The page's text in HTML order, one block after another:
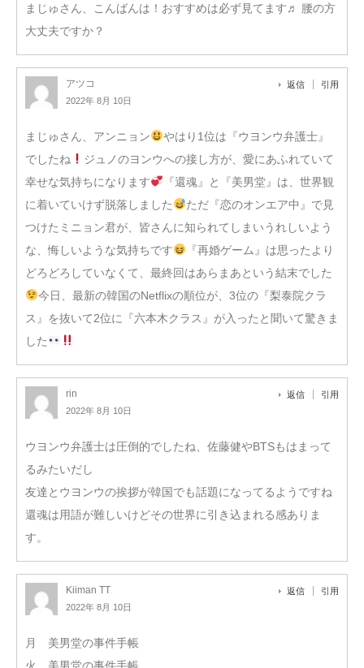
まじゅさん、こんばんは！おすすめは必ず見てます♬ 腰の方
大丈夫ですか？
アツコ
2022年 8月 10日
返信 引用
まじゅさん、アンニョン
やはり1位は『ウヨンウ弁護士』
でしたね
ジュノのヨンウへの接し方が、愛にあふれていて
幸せな気持ちになります
『還魂』と『美男堂』は、世界観
に着いていけず脱落しました
ただ『恋のオンエア中』で見
つけたミニョン君が、皆さんに知られてしまいうれしいよう
な、悔しいような気持ちです
『再婚ゲーム』は思ったより
どろどろしていなくて、最終回はあらまあという結末でした
今日、最新の韓国のNetflixの順位が、3位の『梨泰院クラ
ス』を抜いて2位に『六本木クラス』が入ったと聞いて驚きま
した
rin
2022年 8月 10日
返信 引用
ウヨンウ弁護士は圧倒的でしたね、佐藤健やBTSもはまって
るみたいだし
友達とウヨンウの挨拶が韓国でも話題になってるようですね
還魂は用語が難しいけどその世界に引き込まれる感ありま
す。
Kiiman TT
2022年 8月 10日
返信 引用
月 美男堂の事件手帳
火 美男堂の事件手帳